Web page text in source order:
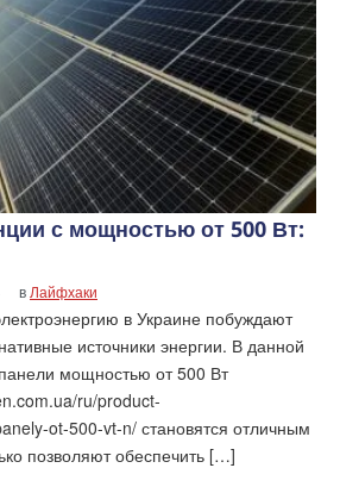
с мощностью от 500 Вт:
в Лайфхаки
в Украине побуждают
источники энергии. В данной
мощностью от 500 Вт
ru/product-
ot-500-vt-n/ становятся отличным
позволяют обеспечить […]